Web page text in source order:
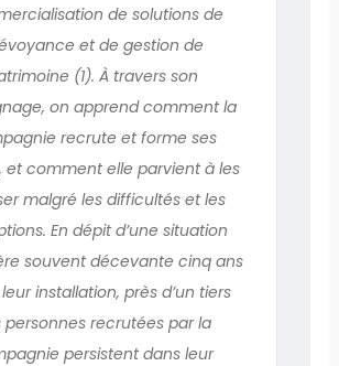
de solutions de
et de gestion de
(1). À travers son
on apprend comment la
recrute et forme ses
et comment elle parvient à les
malgré les difficultés et les
En dépit d’une situation
souvent décevante cinq ans
installation, près d’un tiers
personnes recrutées par la
persistent dans leur